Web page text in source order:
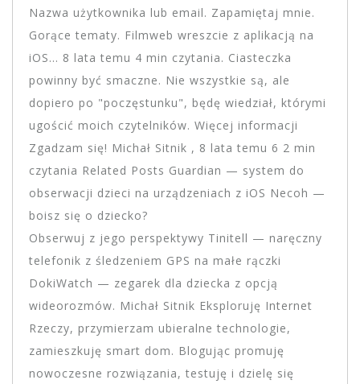
Nazwa użytkownika lub email. Zapamiętaj mnie.
Gorące tematy. Filmweb wreszcie z aplikacją na
iOS… 8 lata temu 4 min czytania. Ciasteczka
powinny być smaczne. Nie wszystkie są, ale
dopiero po "poczęstunku", będę wiedział, którymi
ugościć moich czytelników. Więcej informacji
Zgadzam się! Michał Sitnik , 8 lata temu 6 2 min
czytania Related Posts Guardian — system do
obserwacji dzieci na urządzeniach z iOS Necoh —
boisz się o dziecko?
Obserwuj z jego perspektywy Tinitell — naręczny
telefonik z śledzeniem GPS na małe rączki
DokiWatch — zegarek dla dziecka z opcją
wideorozmów. Michał Sitnik Eksploruję Internet
Rzeczy, przymierzam ubieralne technologie,
zamieszkuję smart dom. Blogując promuję
nowoczesne rozwiązania, testuję i dzielę się